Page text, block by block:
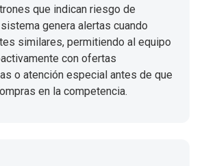
que indican riesgo de
genera alertas cuando
similares, permitiendo al equipo
con ofertas
o atención especial antes de que
en la competencia.